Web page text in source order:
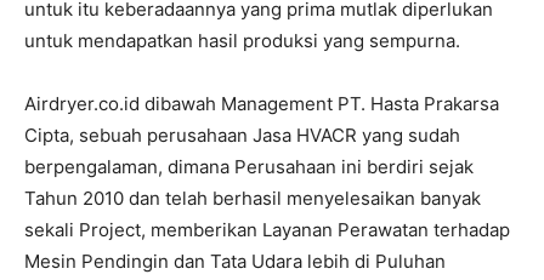
untuk itu keberadaannya yang prima mutlak diperlukan
untuk mendapatkan hasil produksi yang sempurna.
Airdryer.co.id dibawah Management PT. Hasta Prakarsa
Cipta, sebuah perusahaan Jasa HVACR yang sudah
berpengalaman, dimana Perusahaan ini berdiri sejak
Tahun 2010 dan telah berhasil menyelesaikan banyak
sekali Project, memberikan Layanan Perawatan terhadap
Mesin Pendingin dan Tata Udara lebih di Puluhan